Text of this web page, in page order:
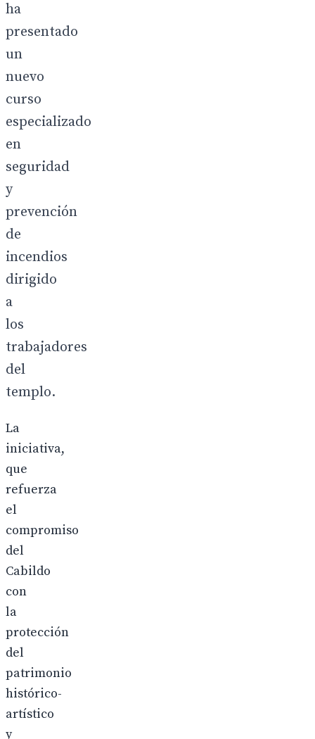
ha
presentado
un
nuevo
curso
especializado
en
seguridad
y
prevención
de
incendios
dirigido
a
los
trabajadores
del
templo.
La
iniciativa,
que
refuerza
el
compromiso
del
Cabildo
con
la
protección
del
patrimonio
histórico-
artístico
y